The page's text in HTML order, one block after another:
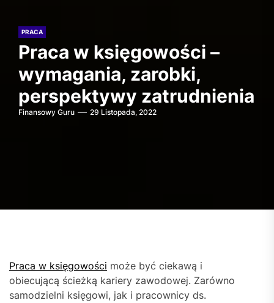
PRACA
Praca w księgowości –
wymagania, zarobki,
perspektywy zatrudnienia
Finansowy Guru 29 Listopada, 2022
Praca w księgowości może być ciekawą i
obiecującą ścieżką kariery zawodowej. Zarówno
samodzielni księgowi, jak i pracownicy ds.